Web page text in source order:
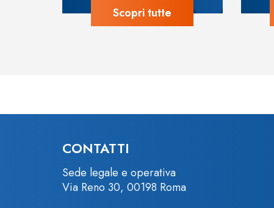
Scopri tutte
CONTATTI
Sede legale e operativa
Via Reno 30, 00198 Roma